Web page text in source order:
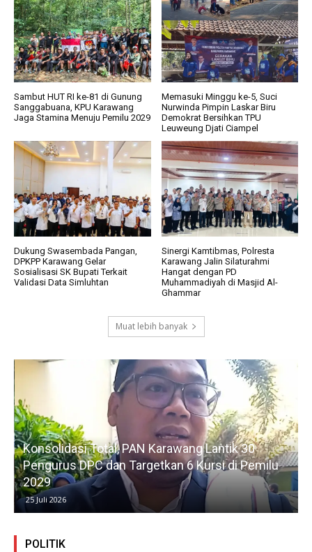
Sambut HUT RI ke-81 di Gunung
Sanggabuana, KPU Karawang
Jaga Stamina Menuju Pemilu 2029
Memasuki Minggu ke-5, Suci
Nurwinda Pimpin Laskar Biru
Demokrat Bersihkan TPU
Leuweung Djati Ciampel
Dukung Swasembada Pangan,
DPKPP Karawang Gelar
Sosialisasi SK Bupati Terkait
Validasi Data Simluhtan
Sinergi Kamtibmas, Polresta
Karawang Jalin Silaturahmi
Hangat dengan PD
Muhammadiyah di Masjid Al-
Ghammar
Muat lebih banyak
Konsolidasi Total, PAN Karawang Lantik 30
Pengurus DPC dan Targetkan 6 Kursi di Pemilu
2029
25 Juli 2026
POLITIK